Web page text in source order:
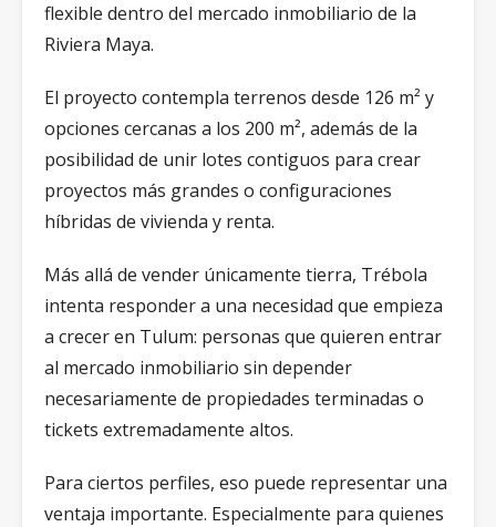
flexible dentro del mercado inmobiliario de la
Riviera Maya.
El proyecto contempla terrenos desde 126 m² y
opciones cercanas a los 200 m², además de la
posibilidad de unir lotes contiguos para crear
proyectos más grandes o configuraciones
híbridas de vivienda y renta.
Más allá de vender únicamente tierra, Trébola
intenta responder a una necesidad que empieza
a crecer en Tulum: personas que quieren entrar
al mercado inmobiliario sin depender
necesariamente de propiedades terminadas o
tickets extremadamente altos.
Para ciertos perfiles, eso puede representar una
ventaja importante. Especialmente para quienes